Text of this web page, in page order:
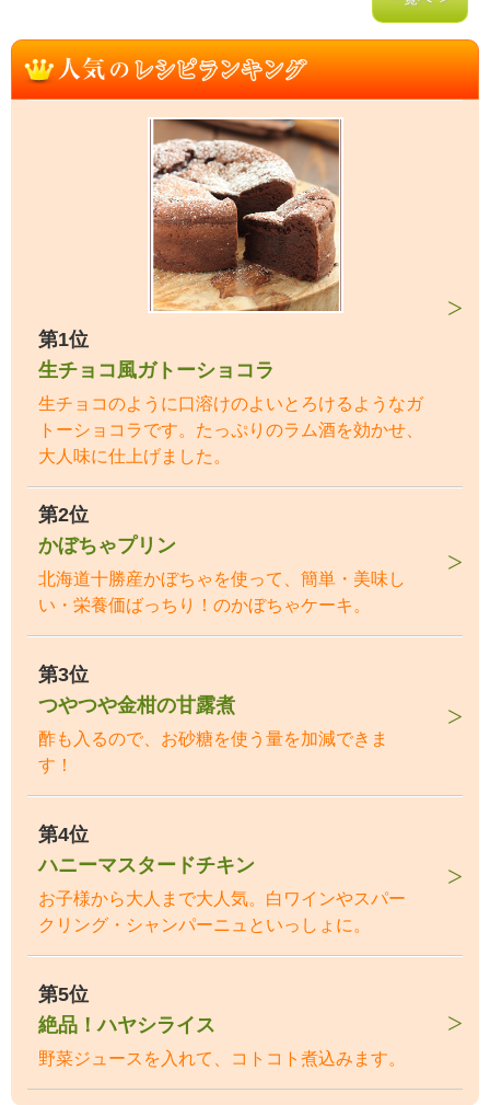
第1位
生チョコ風ガトーショコラ
生チョコのように口溶けのよいとろけるようなガ
トーショコラです。たっぷりのラム酒を効かせ、
大人味に仕上げました。
第2位
かぼちゃプリン
北海道十勝産かぼちゃを使って、簡単・美味し
い・栄養価ばっちり！のかぼちゃケーキ。
第3位
つやつや金柑の甘露煮
酢も入るので、お砂糖を使う量を加減できま
す！
第4位
ハニーマスタードチキン
お子様から大人まで大人気。白ワインやスパー
クリング・シャンパーニュといっしょに。
第5位
絶品！ハヤシライス
野菜ジュースを入れて、コトコト煮込みます。